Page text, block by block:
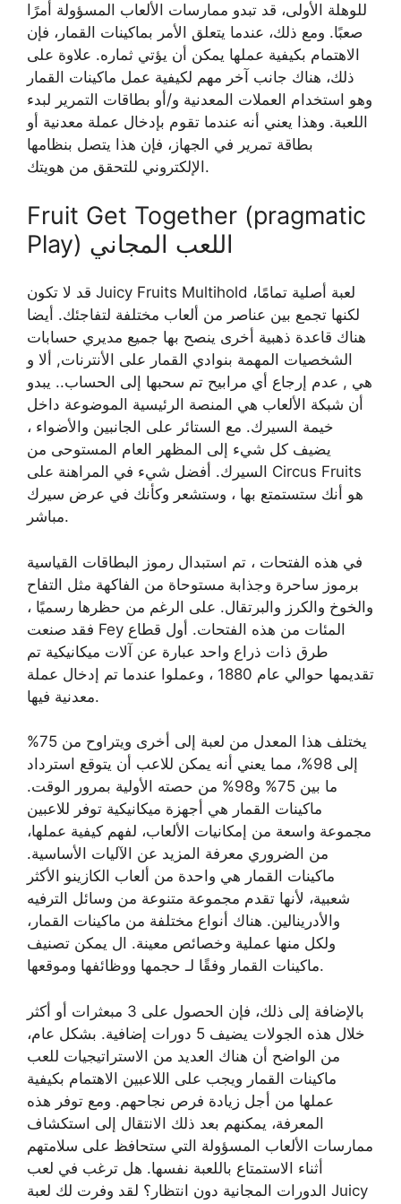
للوهلة الأولى، قد تبدو ممارسات الألعاب المسؤولة أمرًا
صعبًا. ومع ذلك، عندما يتعلق الأمر بماكينات القمار، فإن
الاهتمام بكيفية عملها يمكن أن يؤتي ثماره. علاوة على
ذلك، هناك جانب آخر مهم لكيفية عمل ماكينات القمار
وهو استخدام العملات المعدنية و/أو بطاقات التمرير لبدء
اللعبة. وهذا يعني أنه عندما تقوم بإدخال عملة معدنية أو
بطاقة تمرير في الجهاز، فإن هذا يتصل بنظامها
الإلكتروني للتحقق من هويتك.
Fruit Get Together (pragmatic
Play) اللعب المجاني
قد لا تكون Juicy Fruits Multihold لعبة أصلية تمامًا،
لكنها تجمع بين عناصر من ألعاب مختلفة لتفاجئك. أيضا
هناك قاعدة ذهبية أخرى ينصح بها جميع مديري حسابات
الشخصيات المهمة بنوادي القمار على الأنترنات, ألا و
هي , عدم إرجاع أي مرابيح تم سحبها إلى الحساب.. يبدو
أن شبكة الألعاب هي المنصة الرئيسية الموضوعة داخل
خيمة السيرك. مع الستائر على الجانبين والأضواء ،
يضيف كل شيء إلى المظهر العام المستوحى من
السيرك. أفضل شيء في المراهنة على Circus Fruits
هو أنك ستستمتع بها ، وستشعر وكأنك في عرض سيرك
مباشر.
في هذه الفتحات ، تم استبدال رموز البطاقات القياسية
برموز ساحرة وجذابة مستوحاة من الفاكهة مثل التفاح
والخوخ والكرز والبرتقال. على الرغم من حظرها رسميًا ،
فقد صنعت Fey المئات من هذه الفتحات. أول قطاع
طرق ذات ذراع واحد عبارة عن آلات ميكانيكية تم
تقديمها حوالي عام 1880 ، وعملوا عندما تم إدخال عملة
معدنية فيها.
يختلف هذا المعدل من لعبة إلى أخرى ويتراوح من 75%
إلى 98%، مما يعني أنه يمكن للاعب أن يتوقع استرداد
ما بين 75% و98% من حصته الأولية بمرور الوقت.
ماكينات القمار هي أجهزة ميكانيكية توفر للاعبين
مجموعة واسعة من إمكانيات الألعاب، لفهم كيفية عملها،
من الضروري معرفة المزيد عن الآليات الأساسية.
ماكينات القمار هي واحدة من ألعاب الكازينو الأكثر
شعبية، لأنها تقدم مجموعة متنوعة من وسائل الترفيه
والأدرينالين. هناك أنواع مختلفة من ماكينات القمار،
ولكل منها عملية وخصائص معينة. ال يمكن تصنيف
ماكينات القمار وفقًا لـ حجمها ووظائفها وموقعها.
بالإضافة إلى ذلك، فإن الحصول على 3 مبعثرات أو أكثر
خلال هذه الجولات يضيف 5 دورات إضافية. بشكل عام،
من الواضح أن هناك العديد من الاستراتيجيات للعب
ماكينات القمار ويجب على اللاعبين الاهتمام بكيفية
عملها من أجل زيادة فرص نجاحهم. ومع توفر هذه
المعرفة، يمكنهم بعد ذلك الانتقال إلى استكشاف
ممارسات الألعاب المسؤولة التي ستحافظ على سلامتهم
أثناء الاستمتاع باللعبة نفسها. هل ترغب في لعب
الدورات المجانية دون انتظار؟ لقد وفرت لك لعبة Juicy